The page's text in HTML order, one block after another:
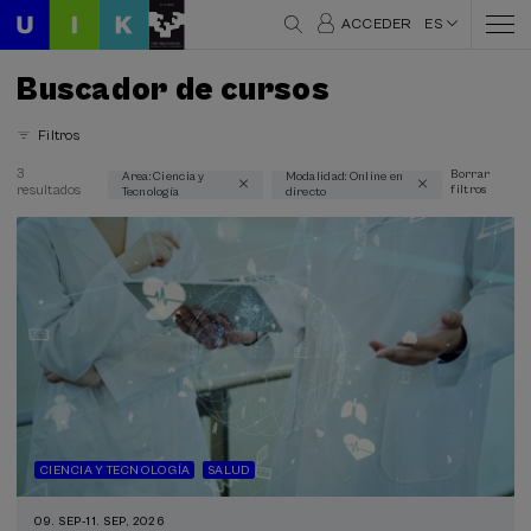
ACCEDER ES
Buscador de cursos
Filtros
Áreas temáticas
Ciencia y Tecnología (3)
Modalidad
Online en directo (3)
Tipo de actividad
Curso de verano (2)
Programas especiales
3
resultados
Area: Ciencia y
Tecnología
Modalidad: Online en
directo
Borrar
filtros
CIENCIA Y TECNOLOGÍA SALUD
09. SEP-11. SEP, 2026